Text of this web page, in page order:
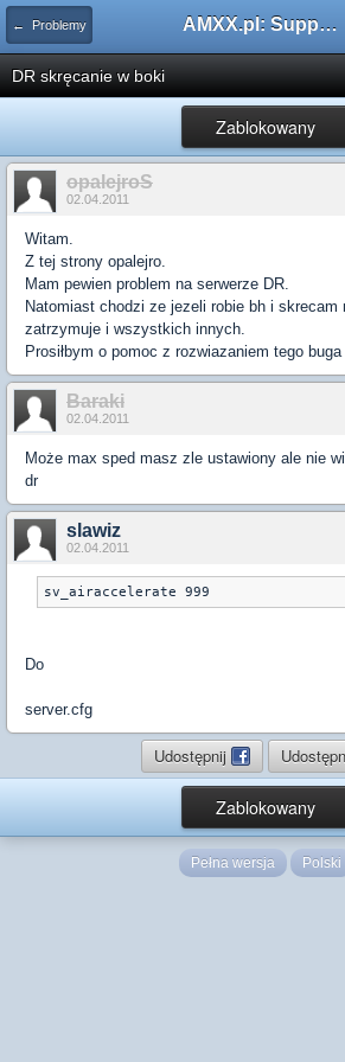
← Problemy AMXX.pl: Support AMX Mod X i SourceMod
DR skręcanie w boki
Zablokowany
opalejroS
02.04.2011
Witam.
Z tej strony opalejro.
Mam pewien problem na serwerze DR.
Natomiast chodzi ze jezeli robie bh i
zatrzymuje i wszystkich innych.
Prosiłbym o pomoc z rozwiazaniem tego
Baraki
02.04.2011
Może max sped masz zle ustawiony ale nie
dr
slawiz
02.04.2011
Do
server.cfg
Udostępnij
Zablokowany
Pełna wersja Polski